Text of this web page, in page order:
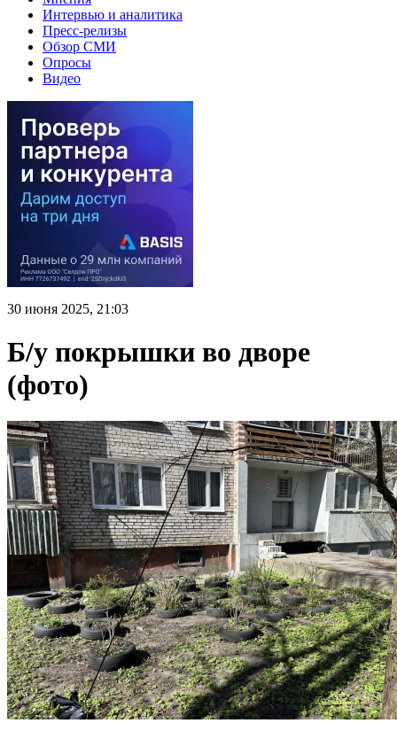
Интервью и аналитика
Пресс-релизы
Обзор СМИ
Опросы
Видео
30 июня 2025, 21:03
Б/у покрышки во дворе
(фото)